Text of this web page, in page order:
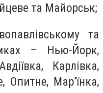
та Майорськ;
та
– Нью-Йорк,
Карлівка,
Опитне, Мар’їнка,